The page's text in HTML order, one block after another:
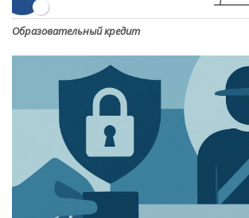
Образовательный кредит